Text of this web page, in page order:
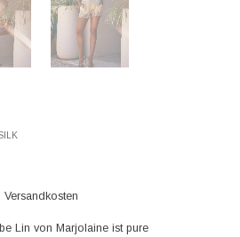
Lin von Marjolaine ist pure